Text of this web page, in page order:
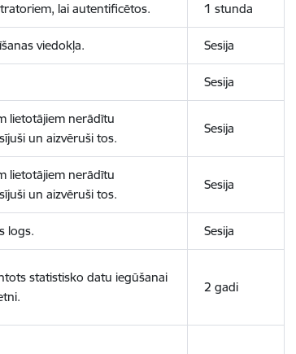
lai autentificētos. 1 stunda
viedokļa. Sesija
Sesija
lietotājiem nerādītu
un aizvēruši tos.
Sesija
lietotājiem nerādītu
un aizvēruši tos.
Sesija
logs. Sesija
statistisko datu iegūšanai
2 gadi